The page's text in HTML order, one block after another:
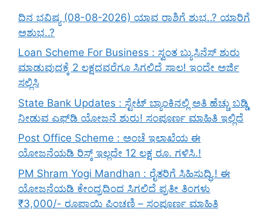
ದಿನ ಭವಿಷ್ಯ (08-08-2026) ಯಾವ ರಾಶಿಗೆ ಶುಭ..? ಯಾರಿಗೆ
ಅಶುಭ..?
Loan Scheme For Business : ಸ್ವಂತ ಬ್ಯುಸಿನೆಸ್ ಶುರು
ಮಾಡುವುದಕ್ಕೆ 2 ಲಕ್ಷದವರೆಗೂ ಸಿಗಲಿದೆ ಸಾಲ! ಇಂದೇ ಅರ್ಜಿ
ಸಲ್ಲಿಸಿ
State Bank Updates : ಸ್ಟೇಟ್ ಬ್ಯಾಂಕಿನಲ್ಲಿ ಅತಿ ಹೆಚ್ಚು ಬಡ್ಡಿ
ನೀಡುವ ಎಫ್‌ಡಿ ಯೋಜನೆ ಶುರು! ಸಂಪೂರ್ಣ ಮಾಹಿತಿ ಇಲ್ಲಿದೆ
Post Office Scheme : ಅಂಚೆ ಇಲಾಖೆಯ ಈ
ಯೋಜನೆಯಡಿ ರಿಸ್ಕ್‌ ಇಲ್ಲದೇ 12 ಲಕ್ಷ ರೂ. ಗಳಿಸಿ.!
PM Shram Yogi Mandhan : ರೈತರಿಗೆ ಸಿಹಿಸುದ್ಧಿ.! ಈ
ಯೋಜನೆಯಡಿ ಕೇಂದ್ರದಿಂದ ಸಿಗಲಿದೆ ಪ್ರತೀ ತಿಂಗಳು
₹3,000/- ರೂಪಾಯಿ ಪಿಂಚಣಿ – ಸಂಪೂರ್ಣ ಮಾಹಿತಿ